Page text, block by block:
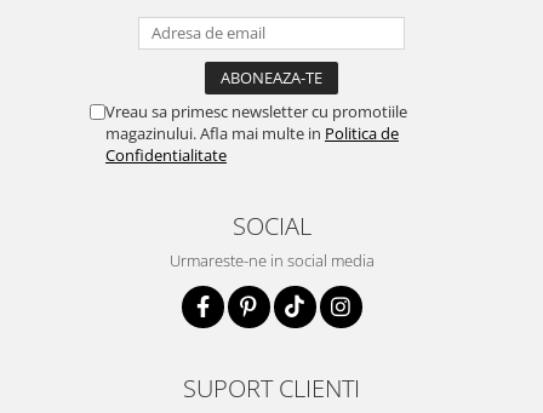
Vreau sa primesc newsletter cu promotiile
magazinului. Afla mai multe in Politica de
Confidentialitate
SOCIAL
Urmareste-ne in social media
SUPORT CLIENTI